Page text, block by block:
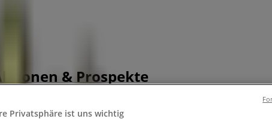
& Prospekte
Privatsphäre ist uns wichtig